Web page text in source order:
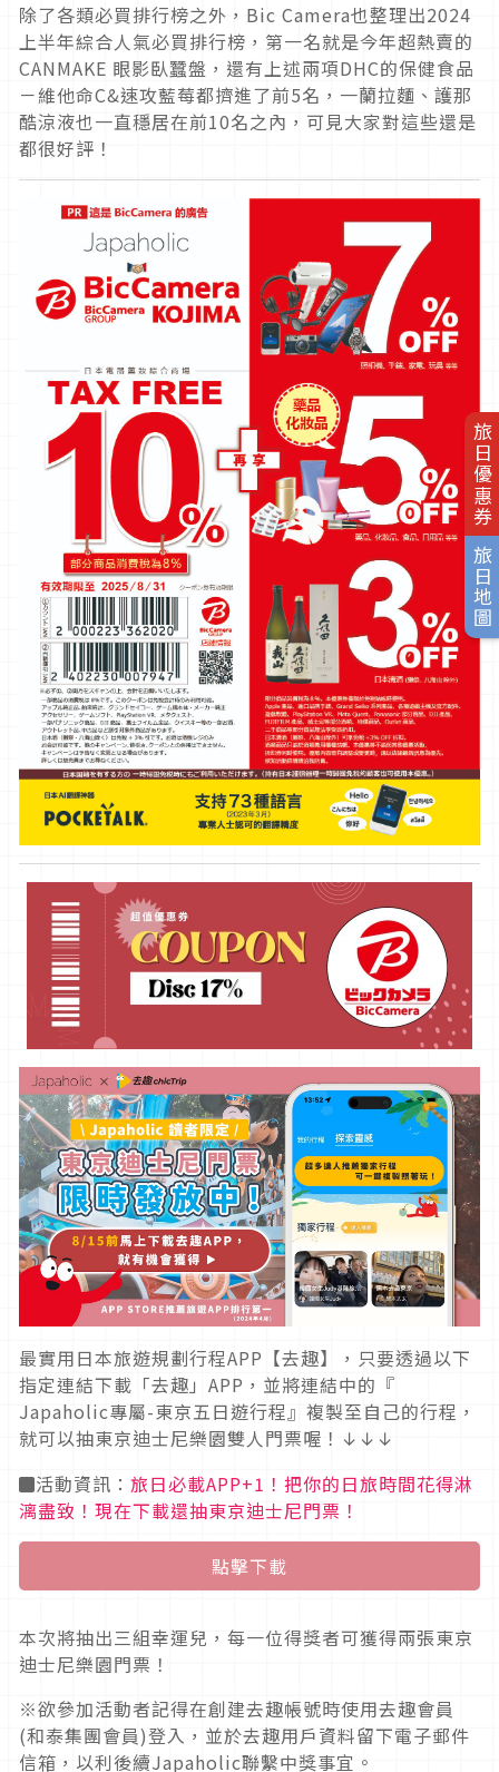
旅日優惠券
旅日地圖
除了各類必買排行榜之外，Bic Camera也整理出2024
上半年綜合人氣必買排行榜，第一名就是今年超熱賣的
CANMAKE 眼影臥蠶盤，還有上述兩項DHC的保健食品
－維他命C&速攻藍莓都擠進了前5名，一蘭拉麵、護那
酷涼液也一直穩居在前10名之內，可見大家對這些還是
都很好評！
最實用日本旅遊規劃行程APP【去趣】，只要透過以下
指定連結下載「去趣」APP，並將連結中的『
Japaholic專屬-東京五日遊行程』複製至自己的行程，
就可以抽東京迪士尼樂園雙人門票喔！ ↓↓↓
◼︎活動資訊： 旅日必載APP+1！把你的日旅時間花得淋
漓盡致！現在下載還抽東京迪士尼門票！
點擊下載
本次將抽出三組幸運兒，每一位得獎者可獲得兩張東京
迪士尼樂園門票！
※欲參加活動者記得在創建去趣帳號時使用去趣會員
(和泰集團會員)登入，並於去趣用戶資料留下電子郵件
信箱，以利後續Japaholic聯繫中獎事宜。